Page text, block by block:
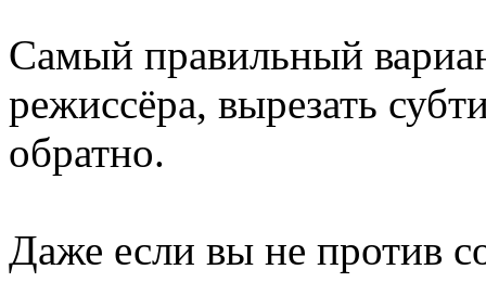
Самый правильный
режиссёра, вырезать
обратно.
Даже если вы не против